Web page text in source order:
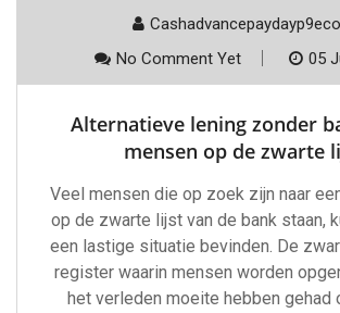
No Comment Yet
05
Alternatieve lening zonder
mensen op de zwarte
Veel mensen die op zoek zijn naar
op de zwarte lijst van de bank staan,
een lastige situatie bevinden. De
register waarin mensen worden
het verleden moeite hebben gehad